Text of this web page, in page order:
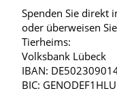
Spenden Sie direkt
oder überweisen
Tierheims:
Volksbank Lübeck
IBAN:
BIC: GENODEF1HLU